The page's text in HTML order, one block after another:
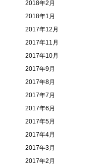
2018年2月
2018年1月
2017年12月
2017年11月
2017年10月
2017年9月
2017年8月
2017年7月
2017年6月
2017年5月
2017年4月
2017年3月
2017年2月